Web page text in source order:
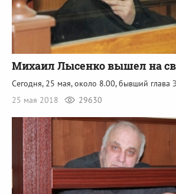
Михаил Лысенко вышел на
Сегодня, 25 мая, около 8.00, бывший глава
25 мая 2018
29630